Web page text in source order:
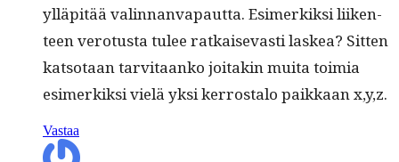
ylläpitää valin­nan­va­paut­ta. Esimerkik­si liiken­
teen vero­tus­ta tulee ratkai­sev­asti laskea? Sit­ten
kat­so­taan tarvi­taanko joitakin mui­ta toimia
esimerkik­si vielä yksi ker­rosta­lo paikkaan x,y,z.
Vastaa